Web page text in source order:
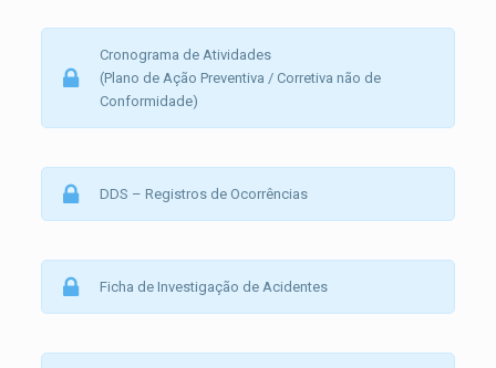
Cronograma de Atividades
(Plano de Ação Preventiva / Corretiva não de
Conformidade)
DDS – Registros de Ocorrências
Ficha de Investigação de Acidentes